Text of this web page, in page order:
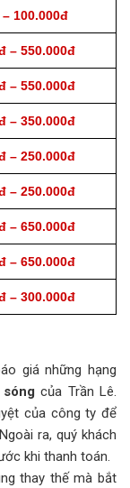
100.000đ
– 550.000đ
– 550.000đ
– 350.000đ
– 250.000đ
– 250.000đ
– 650.000đ
– 650.000đ
– 300.000đ
giá những hạng
của Trần Lê.
của công ty để
ra, quý khách
khi thanh toán.
thay thế mà bắt